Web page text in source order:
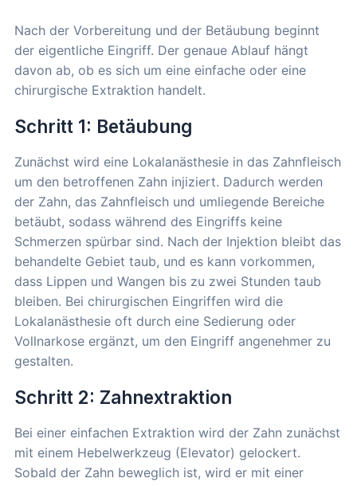
Nach der Vorbereitung und der Betäubung beginnt
der eigentliche Eingriff. Der genaue Ablauf hängt
davon ab, ob es sich um eine einfache oder eine
chirurgische Extraktion handelt.
Schritt 1: Betäubung
Zunächst wird eine Lokalanästhesie in das Zahnfleisch
um den betroffenen Zahn injiziert. Dadurch werden
der Zahn, das Zahnfleisch und umliegende Bereiche
betäubt, sodass während des Eingriffs keine
Schmerzen spürbar sind. Nach der Injektion bleibt das
behandelte Gebiet taub, und es kann vorkommen,
dass Lippen und Wangen bis zu zwei Stunden taub
bleiben. Bei chirurgischen Eingriffen wird die
Lokalanästhesie oft durch eine Sedierung oder
Vollnarkose ergänzt, um den Eingriff angenehmer zu
gestalten.
Schritt 2: Zahnextraktion
Bei einer einfachen Extraktion wird der Zahn zunächst
mit einem Hebelwerkzeug (Elevator) gelockert.
Sobald der Zahn beweglich ist, wird er mit einer